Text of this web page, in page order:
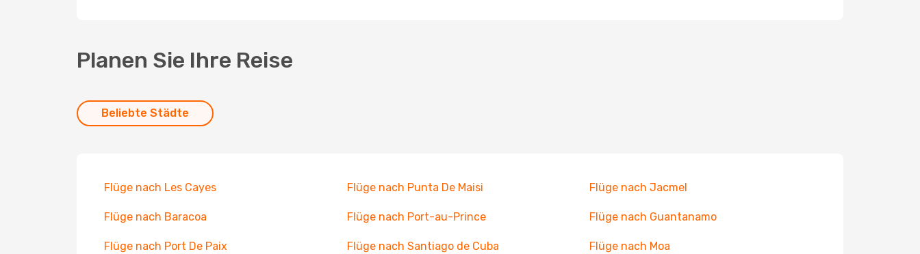
Planen Sie Ihre Reise
Beliebte Städte
Flüge nach Les Cayes Flüge nach Punta De Maisi Flüge nach Jacmel
Flüge nach Baracoa Flüge nach Port-au-Prince Flüge nach Guantanamo
Flüge nach Port De Paix Flüge nach Santiago de Cuba Flüge nach Moa